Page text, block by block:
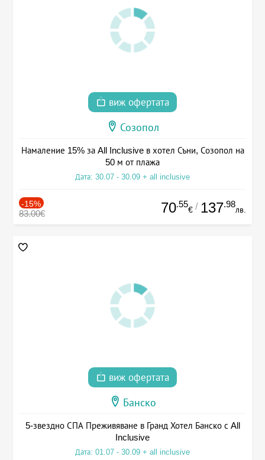
виж офертата
Созопол
Намаление 15% за All Inclusive в хотел Съни, Созопол на
50 м от плажа
Дата: 30.07 - 30.09 + all inclusive
-15%
83.00€ 70.55
€ / 137.98
лв.
виж офертата
Банско
5-звездно СПА Преживяване в Гранд Хотел Банско с All
Inclusive
Дата: 01.07 - 30.09 + all inclusive